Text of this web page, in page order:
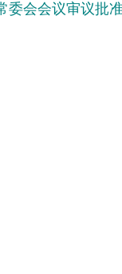
委会会议审议